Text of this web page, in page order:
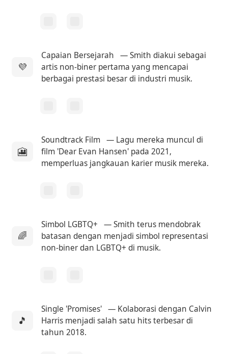
💜
Capaian Bersejarah
— Smith diakui sebagai
artis non-biner pertama yang mencapai
berbagai prestasi besar di industri musik.
🎦
Soundtrack Film — Lagu mereka muncul di
film 'Dear Evan Hansen' pada 2021,
memperluas jangkauan karier musik mereka.
🌈
Simbol LGBTQ+
— Smith terus mendobrak
batasan dengan menjadi simbol representasi
non-biner dan LGBTQ+ di musik.
🎵
Single 'Promises' — Kolaborasi dengan Calvin
Harris menjadi salah satu hits terbesar di
tahun 2018.